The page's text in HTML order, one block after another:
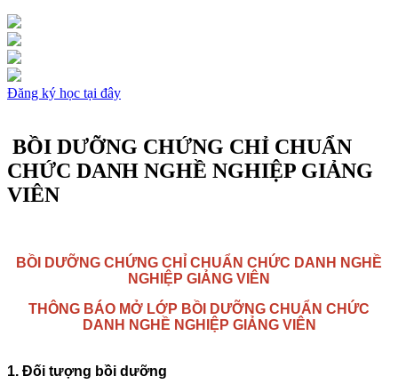
Đăng ký học tại đây
BỒI DƯỠNG CHỨNG CHỈ CHUẨN
CHỨC DANH NGHỀ NGHIỆP GIẢNG
VIÊN
BỒI DƯỠNG CHỨNG CHỈ CHUẨN CHỨC DANH NGHỀ
NGHIỆP GIẢNG VIÊN
THÔNG BÁO MỞ LỚP BỒI DƯỠNG CHUẨN CHỨC
DANH NGHỀ NGHIỆP GIẢNG VIÊN
1. Đối tượng bồi dưỡng